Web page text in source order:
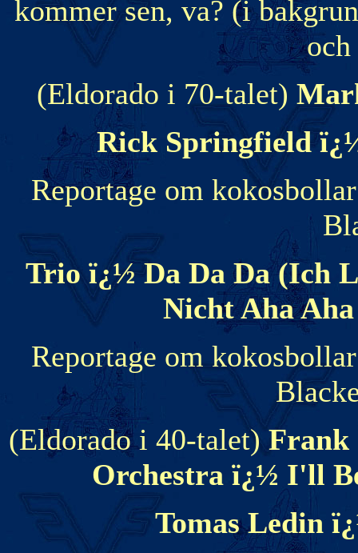
kommer sen, va? (i
(Eldorado i 70-talet)
Rick Springfield
Reportage om
Trio ï¿½ Da Da Da (Ich
Nicht Aha
Reportage om
(Eldorado i 40-talet) Frank
Orchestra ï¿½ I'll
Tomas Ledin